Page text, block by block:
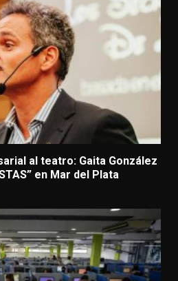
al teatro: Gaita González
en Mar del Plata